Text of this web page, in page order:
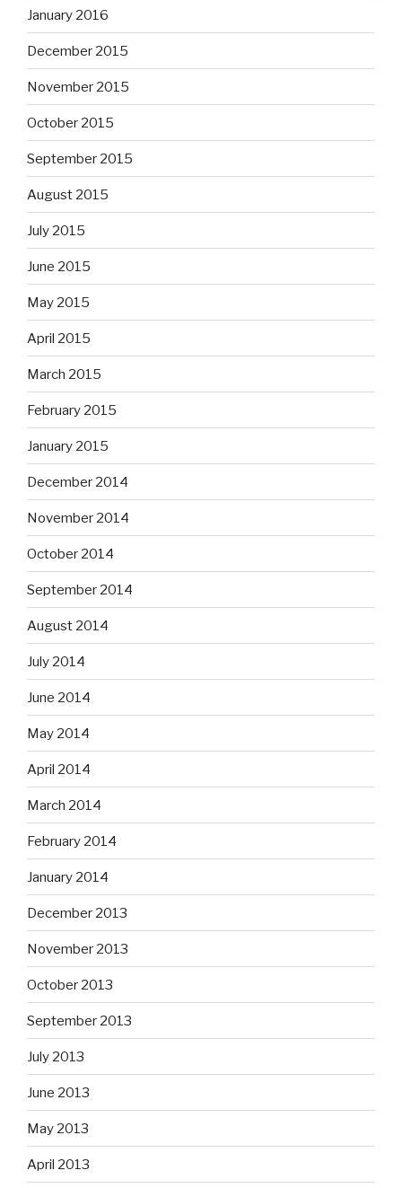
January 2016
December 2015
November 2015
October 2015
September 2015
August 2015
July 2015
June 2015
May 2015
April 2015
March 2015
February 2015
January 2015
December 2014
November 2014
October 2014
September 2014
August 2014
July 2014
June 2014
May 2014
April 2014
March 2014
February 2014
January 2014
December 2013
November 2013
October 2013
September 2013
July 2013
June 2013
May 2013
April 2013